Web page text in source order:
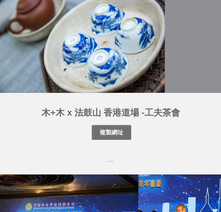
木+木 x 法鼓山 香港道場 -工夫茶會
....